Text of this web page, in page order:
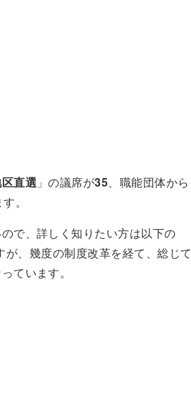
直選 」の議席が35、職能団体から
。
で、詳しく知りたい方は以下の
、幾度の制度改革を経て、総じて
ています。